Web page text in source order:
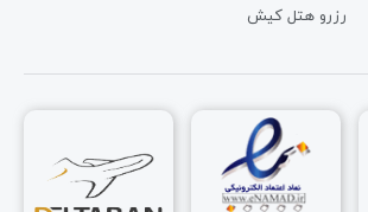
رزرو هتل کیش